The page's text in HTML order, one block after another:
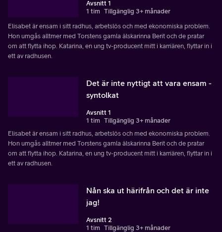
Avsnitt 1
1 tim Tillgänglig 3+ månader
Elisabet är ensam i sitt radhus, arbetslös och med ekonomiska problem.
Hon umgås alltmer med Torstens gamla älskarinna Berit och de pratar
om att flytta ihop. Katarina, en ung tv-producent mitt i karriären, flyttar in i
ett av radhusen.
Det är inte nyttigt att vara ensam -
syntolkat
Avsnitt 1
1 tim Tillgänglig 3+ månader
Elisabet är ensam i sitt radhus, arbetslös och med ekonomiska problem.
Hon umgås alltmer med Torstens gamla älskarinna Berit och de pratar
om att flytta ihop. Katarina, en ung tv-producent mitt i karriären, flyttar in i
ett av radhusen.
Nån ska ut härifrån och det är inte
jag!
Avsnitt 2
1 tim Tillgänglig 3+ månader